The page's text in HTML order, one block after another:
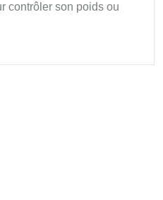
contrôler son poids ou